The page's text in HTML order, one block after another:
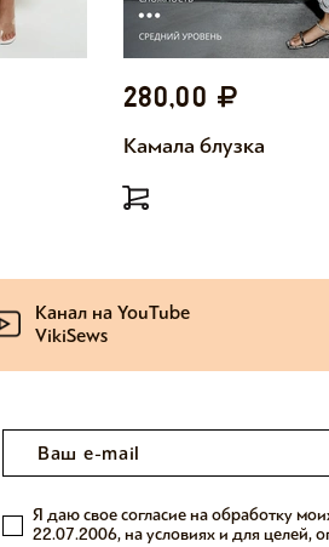
280,00
Камала блузка
Канал на YouTube
VikiSews
Я даю свое согласие на обработку
22.07.2006, на условиях и для целей,